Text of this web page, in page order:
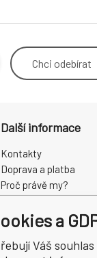
Chci odebírat
Další informace
Kontakty
Doprava a platba
Proč právě my?
Kamenná prodejna
a
Váš